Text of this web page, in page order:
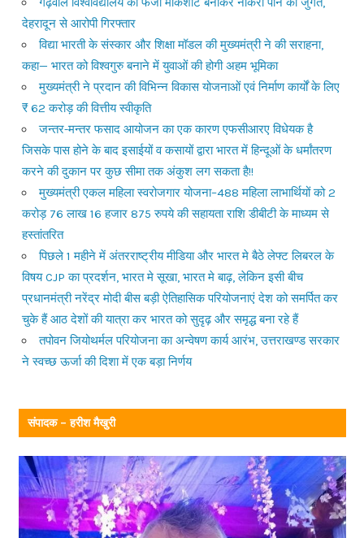
देहरादून से आरोपी गिरफ्तार
विद्या भारती के संस्कार और शिक्षा मॉडल की मुख्यमंत्री ने की सराहना,
कहा— भारत को विश्वगुरु बनाने में युवाओं की होगी अहम भूमिका
मुख्यमंत्री ने प्रदान की विभिन्न विकास योजनाओं एवं निर्माण कार्यों के लिए
₹ 62 करोड़ की वित्तीय स्वीकृति
जन्तर-मन्तर फसाद आयोजन का एक कारण एफसीआरए विधेयक है
जिसके पास होने के बाद इसाईयों व कसायों द्वारा भारत में हिन्दूओं के धर्मांतरण
करने की दुकान पर कुछ सीमा तक अंकुश लग सकता है!!
मुख्यमंत्री एकल महिला स्वरोजगार योजना–488 महिला लाभार्थियों को 2
करोड़ 76 लाख 16 हजार 875 रुपये की सहायता राशि डीबीटी के माध्यम से
हस्तांतरित
पिछले 1 महीने में अंतरराष्ट्रीय मीडिया और भारत मे बैठे लेफ्ट लिबरल के
विषय CJP का प्रदर्शन, भारत मे सूखा, भारत मे बाढ़, लेकिन इसी बीच
प्रधानमंत्री नरेंद्र मोदी बीस बड़ी ऐतिहासिक परियोजनाएं देश को समर्पित कर
चुके हैं आठ देशों की यात्रा कर भारत को सुदृढ़ और समृद्ध बना रहे हैं
तपोवन जियोथर्मल परियोजना का अन्वेषण कार्य आरंभ, उत्तराखण्ड सरकार
ने स्वच्छ ऊर्जा की दिशा में एक बड़ा निर्णय
संपादक – हरीश मैखुरी